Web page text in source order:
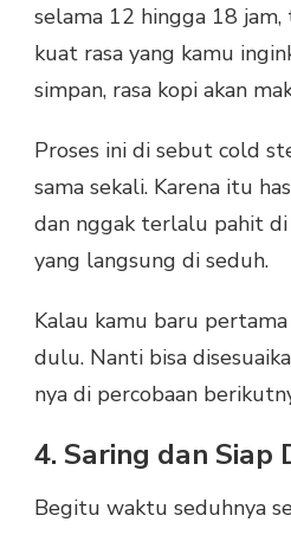
selama 12 hingga 18
kuat rasa yang kamu
simpan, rasa kopi akan
Proses ini di sebut cold
sama sekali. Karena itu
dan nggak terlalu pahit di
yang langsung di seduh.
Kalau kamu baru
dulu. Nanti bisa
nya di percobaan
4. Saring dan Siap
Begitu waktu seduhnya